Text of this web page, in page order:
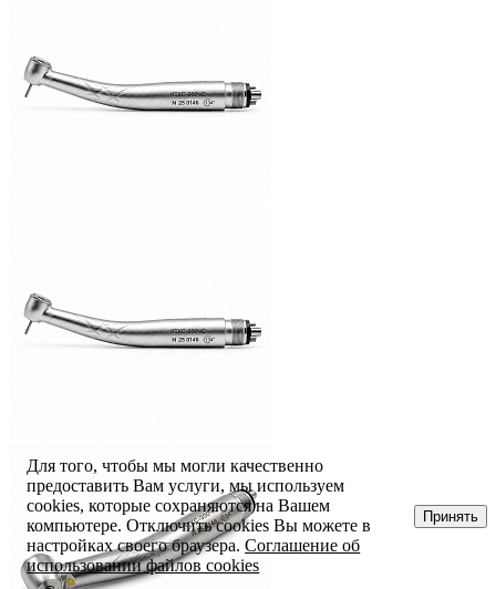
Для того, чтобы мы могли качественно
предоставить Вам услуги, мы используем
cookies, которые сохраняются на Вашем
компьютере. Отключить cookies Вы можете в
настройках своего браузера.Соглашение об
использовании файлов cookies
Принять